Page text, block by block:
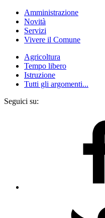
Amministrazione
Novità
Servizi
Vivere il Comune
Agricoltura
Tempo libero
Istruzione
Tutti gli argomenti...
Seguici su: